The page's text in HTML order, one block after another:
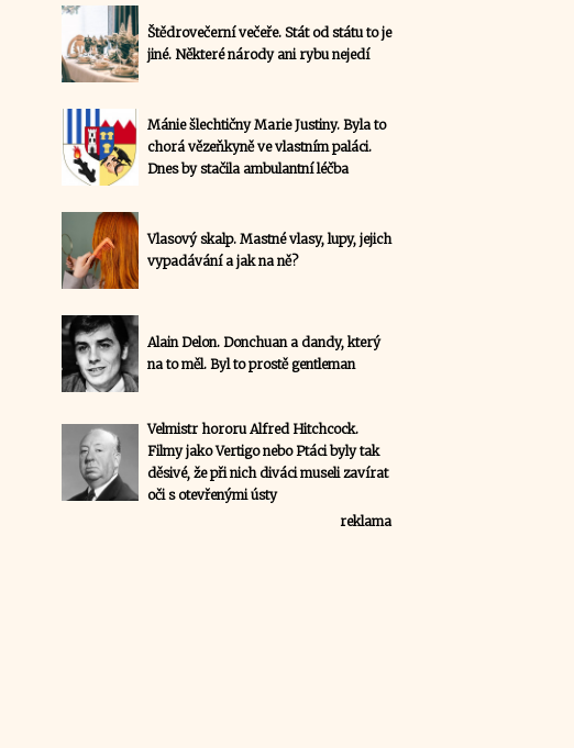
Štědrovečerní večeře. Stát od státu to je
jiné. Některé národy ani rybu nejedí
Mánie šlechtičny Marie Justiny. Byla to
chorá vězeňkyně ve vlastním paláci.
Dnes by stačila ambulantní léčba
Vlasový skalp. Mastné vlasy, lupy, jejich
vypadávání a jak na ně?
Alain Delon. Donchuan a dandy, který
na to měl. Byl to prostě gentleman
Velmistr hororu Alfred Hitchcock.
Filmy jako Vertigo nebo Ptáci byly tak
děsivé, že při nich diváci museli zavírat
oči s otevřenými ústy
reklama